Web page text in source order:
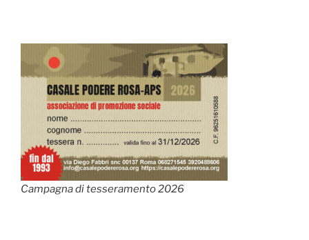
Campagna di tesseramento 2026